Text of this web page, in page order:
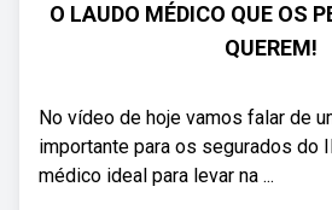
O LAUDO MÉDICO QUE OS
QUEREM!
No vídeo de hoje vamos falar de
importante para os segurados do
médico ideal para levar na ...